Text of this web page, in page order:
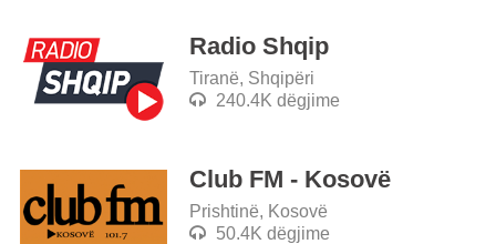
Radio Shqip
Tiranë, Shqipëri
240.4K dëgjime
Club FM - Kosovë
Prishtinë, Kosovë
50.4K dëgjime